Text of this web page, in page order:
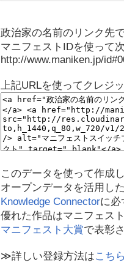
政治家の名前のリンク先
マニフェストIDを使って
http://www.maniken.jp/
上記URLを使ってクレジ
このデータを使って作成
オープンデータを活用し
Knowledge Connectorに必
優れた作品はマニフェス
マニフェスト大賞で表彰
≫詳しい登録方法はこちら